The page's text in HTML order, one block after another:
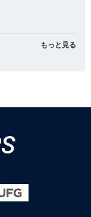
もっと見る